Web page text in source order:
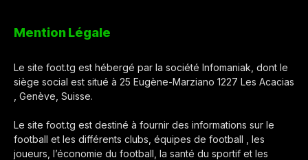
Mention Légale
Le site foot.tg est hébergé par la société Infomaniak, dont le
siège social est situé à 25 Eugène-Marziano 1227 Les Acacias
, Genève, Suisse.
Le site foot.tg est destiné à fournir des informations sur le
football et les différents clubs, équipes de football , les
joueurs, l’économie du football, la santé du sportif et les